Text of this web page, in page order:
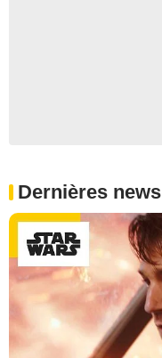
Dernières news